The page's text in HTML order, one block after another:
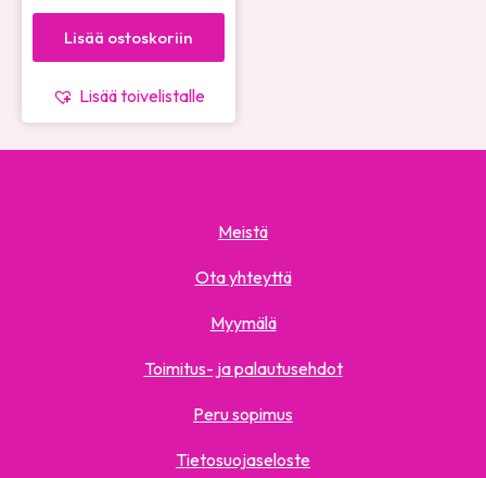
Lisää ostoskoriin
Lisää toivelistalle
Meistä
Ota yhteyttä
Myymälä
Toimitus- ja palautusehdot
Peru sopimus
Tietosuojaseloste